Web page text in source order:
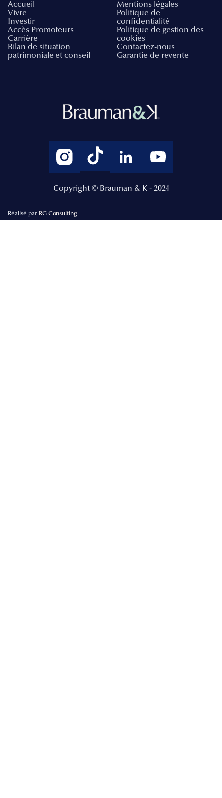
Accueil
Vivre
Investir
Accès Promoteurs
Carrière
Bilan de situation
patrimoniale et conseil
Mentions légales
Politique de
confidentialité
Politique de gestion des
cookies
Contactez-nous
Garantie de revente
Copyright © Brauman & K - 2024
Réalisé par RG Consulting